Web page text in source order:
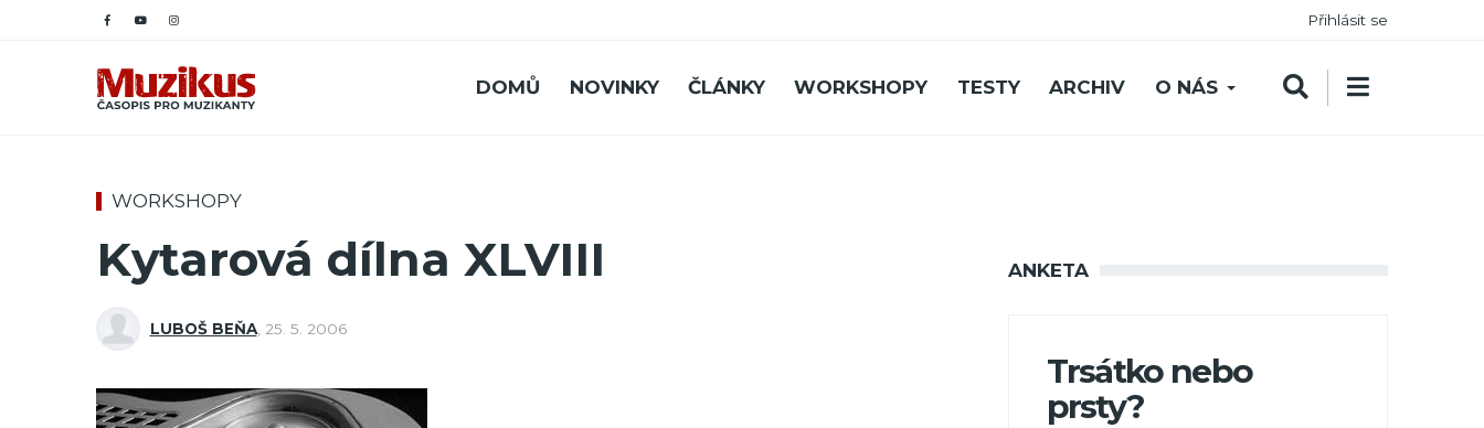
Přihlásit se
DOMŮ NOVINKY ČLÁNKY WORKSHOPY TESTY ARCHIV O NÁS
WORKSHOPY
Kytarová dílna XLVIII
LUBOŠ BEŇA, 25. 5. 2006
ANKETA
Trsátko nebo
prsty?